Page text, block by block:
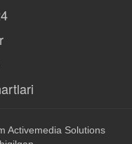
Activemedia Solutions